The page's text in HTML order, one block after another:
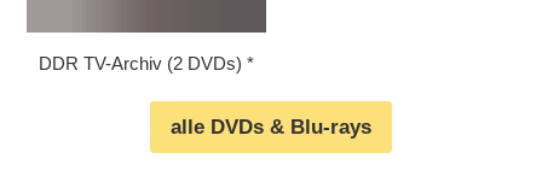
DDR TV-Archiv (2 DVDs)
alle DVDs & Blu-rays